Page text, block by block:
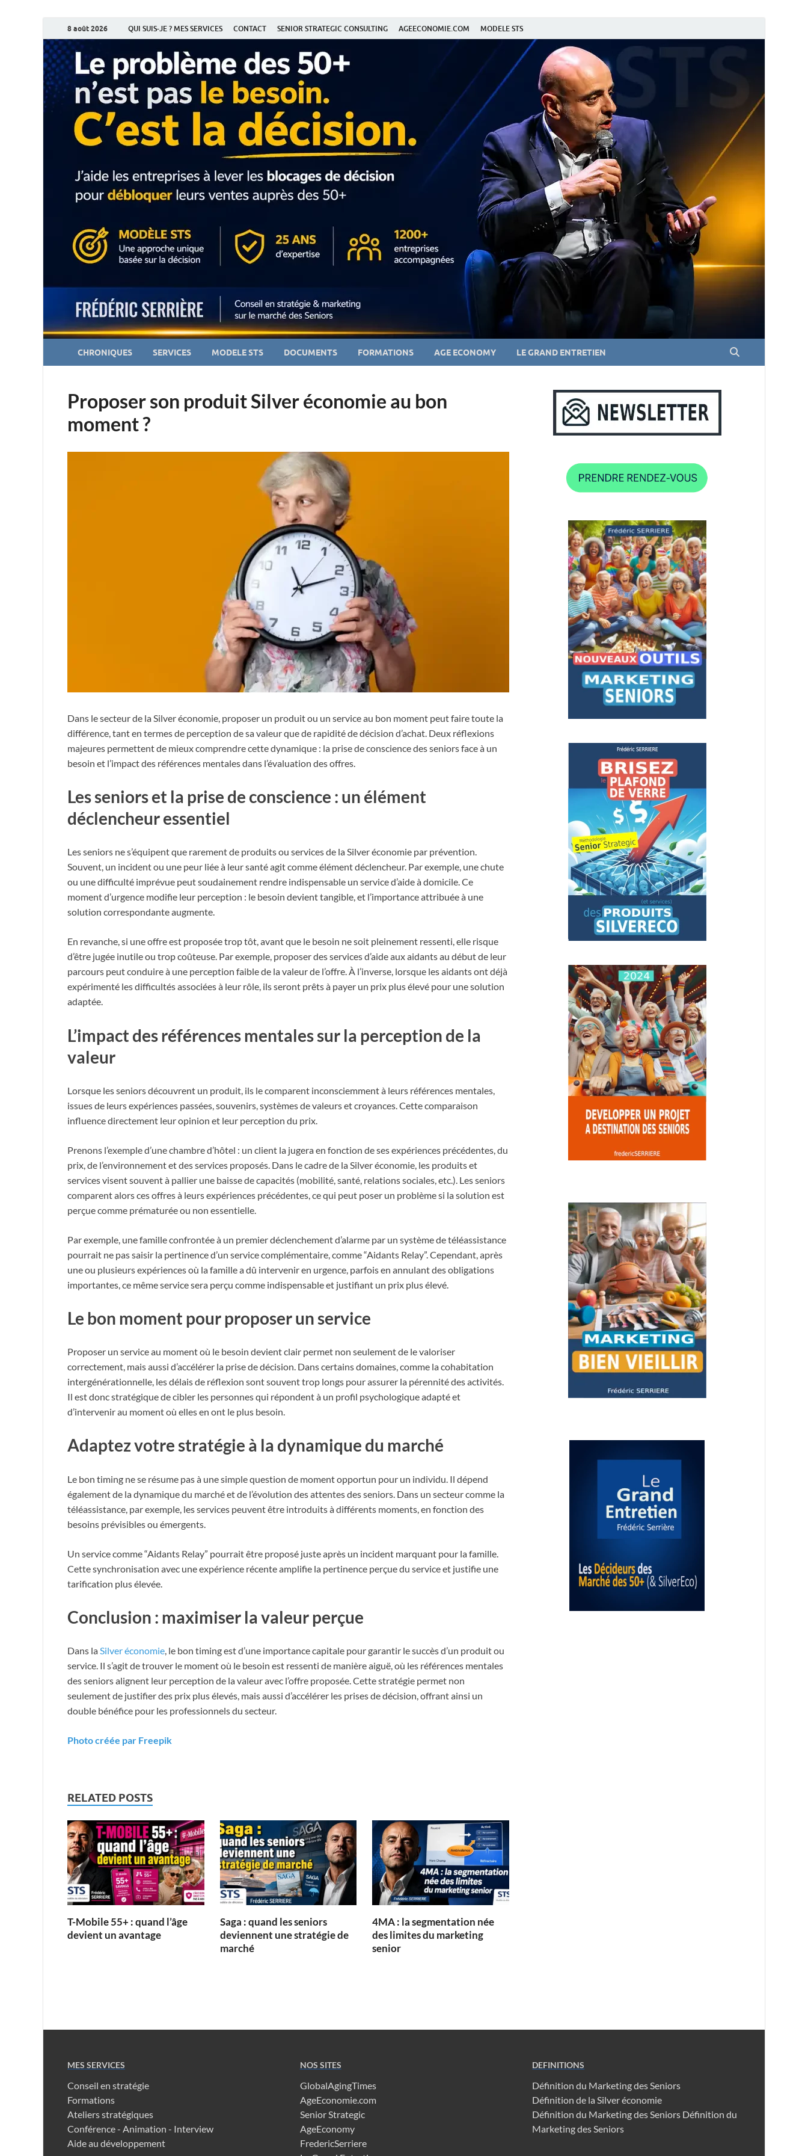
8 août 2026 QUI SUIS-JE ? MES SERVICES CONTACT SENIOR STRATEGIC CONSULTING AGEECONOMIE.COM MODELE STS
CHRONIQUES SERVICES MODELE STS DOCUMENTS FORMATIONS AGE ECONOMY LE GRAND ENTRETIEN
Proposer son produit Silver économie au bon
moment ?
Dans le secteur de la Silver économie, proposer un produit ou un service au bon moment peut faire toute la
différence, tant en termes de perception de sa valeur que de rapidité de décision d’achat. Deux réflexions
majeures permettent de mieux comprendre cette dynamique : la prise de conscience des seniors face à un
besoin et l’impact des références mentales dans l’évaluation des offres.
Les seniors et la prise de conscience : un élément
déclencheur essentiel
Les seniors ne s’équipent que rarement de produits ou services de la Silver économie par prévention.
Souvent, un incident ou une peur liée à leur santé agit comme élément déclencheur. Par exemple, une chute
ou une difficulté imprévue peut soudainement rendre indispensable un service d’aide à domicile. Ce
moment d’urgence modifie leur perception : le besoin devient tangible, et l’importance attribuée à une
solution correspondante augmente.
En revanche, si une offre est proposée trop tôt, avant que le besoin ne soit pleinement ressenti, elle risque
d’être jugée inutile ou trop coûteuse. Par exemple, proposer des services d’aide aux aidants au début de leur
parcours peut conduire à une perception faible de la valeur de l’offre. À l’inverse, lorsque les aidants ont déjà
expérimenté les difficultés associées à leur rôle, ils seront prêts à payer un prix plus élevé pour une solution
adaptée.
L’impact des références mentales sur la perception de la
valeur
Lorsque les seniors découvrent un produit, ils le comparent inconsciemment à leurs références mentales,
issues de leurs expériences passées, souvenirs, systèmes de valeurs et croyances. Cette comparaison
influence directement leur opinion et leur perception du prix.
Prenons l’exemple d’une chambre d’hôtel : un client la jugera en fonction de ses expériences précédentes, du
prix, de l’environnement et des services proposés. Dans le cadre de la Silver économie, les produits et
services visent souvent à pallier une baisse de capacités (mobilité, santé, relations sociales, etc.). Les seniors
comparent alors ces offres à leurs expériences précédentes, ce qui peut poser un problème si la solution est
perçue comme prématurée ou non essentielle.
Par exemple, une famille confrontée à un premier déclenchement d’alarme par un système de téléassistance
pourrait ne pas saisir la pertinence d’un service complémentaire, comme “Aidants Relay”. Cependant, après
une ou plusieurs expériences où la famille a dû intervenir en urgence, parfois en annulant des obligations
importantes, ce même service sera perçu comme indispensable et justifiant un prix plus élevé.
Le bon moment pour proposer un service
Proposer un service au moment où le besoin devient clair permet non seulement de le valoriser
correctement, mais aussi d’accélérer la prise de décision. Dans certains domaines, comme la cohabitation
intergénérationnelle, les délais de réflexion sont souvent trop longs pour assurer la pérennité des activités.
Il est donc stratégique de cibler les personnes qui répondent à un profil psychologique adapté et
d’intervenir au moment où elles en ont le plus besoin.
Adaptez votre stratégie à la dynamique du marché
Le bon timing ne se résume pas à une simple question de moment opportun pour un individu. Il dépend
également de la dynamique du marché et de l’évolution des attentes des seniors. Dans un secteur comme la
téléassistance, par exemple, les services peuvent être introduits à différents moments, en fonction des
besoins prévisibles ou émergents.
Un service comme “Aidants Relay” pourrait être proposé juste après un incident marquant pour la famille.
Cette synchronisation avec une expérience récente amplifie la pertinence perçue du service et justifie une
tarification plus élevée.
Conclusion : maximiser la valeur perçue
Dans laSilver économie, le bon timing est d’une importance capitale pour garantir le succès d’un produit ou
service. Il s’agit de trouver le moment où le besoin est ressenti de manière aiguë, où les références mentales
des seniors alignent leur perception de la valeur avec l’offre proposée. Cette stratégie permet non
seulement de justifier des prix plus élevés, mais aussi d’accélérer les prises de décision, offrant ainsi un
double bénéfice pour les professionnels du secteur.
Photo créée par Freepik
RELATED POSTS
T-Mobile 55+ : quand l’âge
devient un avantage
Saga : quand les seniors
deviennent une stratégie de
marché
4MA : la segmentation née
des limites du marketing
senior
MES SERVICES
Conseil en stratégie
Formations
Ateliers stratégiques
Conférence - Animation - Interview
Aide au développement
NOS SITES
GlobalAgingTimes
AgeEconomie.com
Senior Strategic
AgeEconomy
FredericSerriere
DEFINITIONS
Définition du Marketing des Seniors
Définition de la Silver économie
Définition du Marketing des Seniors Définition du
Marketing des Seniors